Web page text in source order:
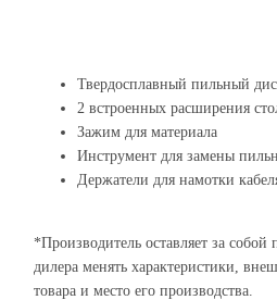
Твердосплавный пильный
2 встроенных расширения
Зажим для материала
Инструмент для замены
Держатели для намотки
*Производитель оставляет за собой
дилера менять характеристики,
товара и место его производства.